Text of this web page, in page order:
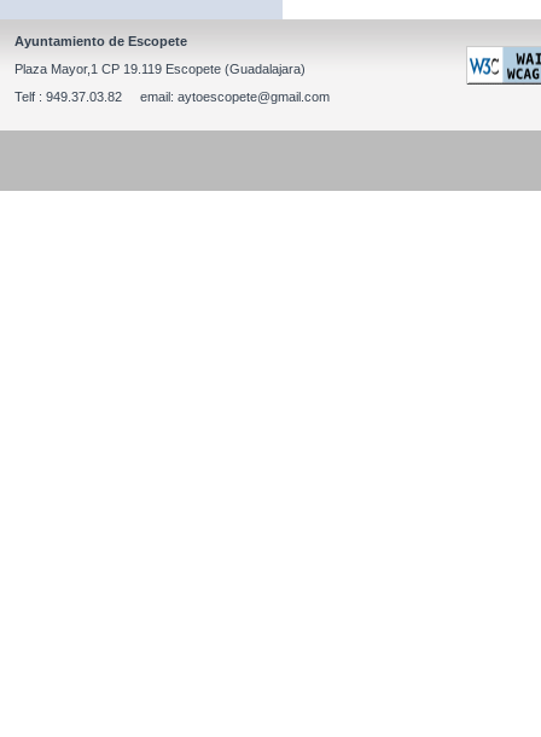
Ayuntamiento de Escopete
Plaza Mayor,1 CP 19.119 Escopete (Guadalajara)
Telf : 949.37.03.82 email: aytoescopete@gmail.com